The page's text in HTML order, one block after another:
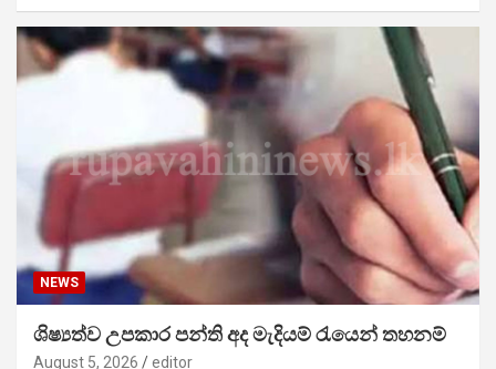
NEWS
ශිෂ්‍යත්ව උපකාර පන්ති අද මැදියම් රැයෙන් තහනම්
August 5, 2026 editor